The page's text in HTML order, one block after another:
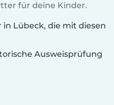
für deine Kinder.
Lübeck, die mit diesen
Ausweisprüfung